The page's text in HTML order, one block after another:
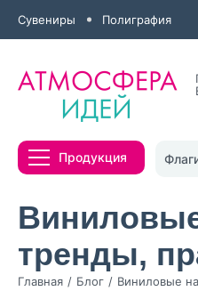
Сувениры Полиграфия
Продукция
тренды,
Главная Блог Виниловые